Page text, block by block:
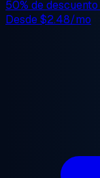
50% de descuento
Desde$2.48/mo